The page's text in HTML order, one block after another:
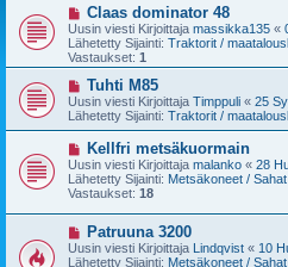
U
u
s
i
v
s
t
Claas dominator 48
Uusin viesti Kirjoittaja massikka135 «
Lähetetty Sijainti: Traktorit /
Vastaukset: 1
U
u
s
i
v
e
s
t
i
Tuhti M85
Uusin viesti Kirjoittaja Timppuli « 25
Lähetetty Sijainti: Traktorit /
U
u
s
i
v
i
s
t
Kellfri metsäkuormain
Uusin viesti Kirjoittaja malanko « 28
Lähetetty Sijainti: Metsäkoneet /
Vastaukset: 18
U
u
s
Patruuna 3200
Uusin viesti Kirjoittaja Lindqvist « 10
Lähetetty Sijainti: Metsäkoneet /